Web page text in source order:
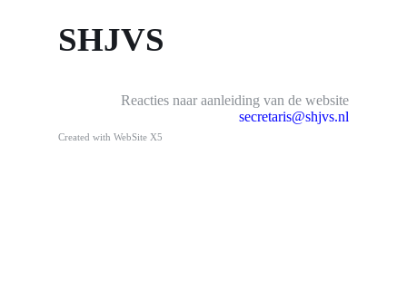
SHJVS
Reacties naar aanleiding van de website
secretaris@shjvs.nl
Created with WebSite X5